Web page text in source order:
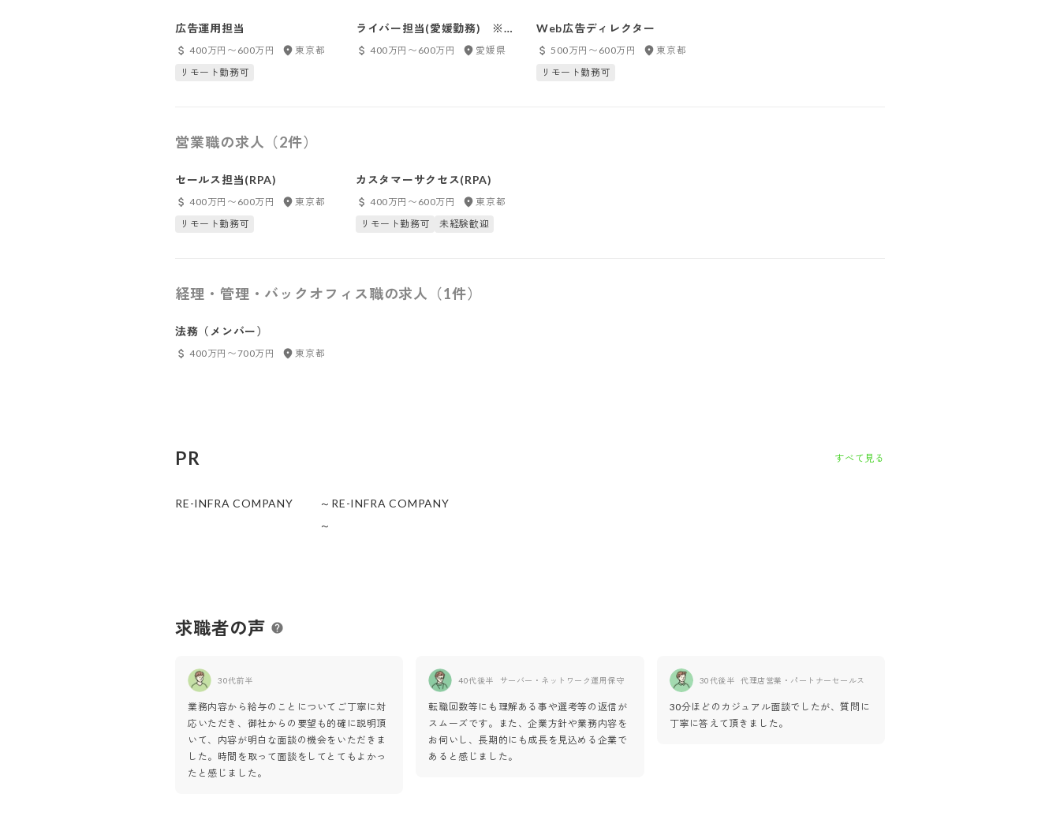
広告運用担当
400万円〜600万円
東京都
リモート勤務可
ライバー担当(愛媛勤務) ※株
式会社SynaBiz出向
400万円〜600万円 愛媛県
Web広告ディレクター
500万円〜600万円
東京都
リモート勤務可
営業職の求人（2件）
セールス担当(RPA)
400万円〜600万円
東京都
リモート勤務可
カスタマーサクセス(RPA)
400万円〜600万円
東京都
リモート勤務可
未経験歓迎
経理・管理・バックオフィス職の求人（1件）
法務（メンバー）
400万円〜700万円 東京都
PR すべて見る
RE-INFRA COMPANY
～RE-INFRA COMPANY
～
求職者の声
30代前半
業務内容から給与のことについてご丁寧に対
応いただき、御社からの要望も的確に説明頂
いて、内容が明白な面談の機会をいただきま
した。時間を取って面談をしてとてもよかっ
たと感じました。
40代後半 サーバー・ネットワーク運用保守
転職回数等にも理解ある事や選考等の返信が
スムーズです。また、企業方針や業務内容を
お伺いし、長期的にも成長を見込める企業で
あると感じました。
30代後半 代理店営業・パートナーセールス
30分ほどのカジュアル面談でしたが、質問に
丁寧に答えて頂きました。